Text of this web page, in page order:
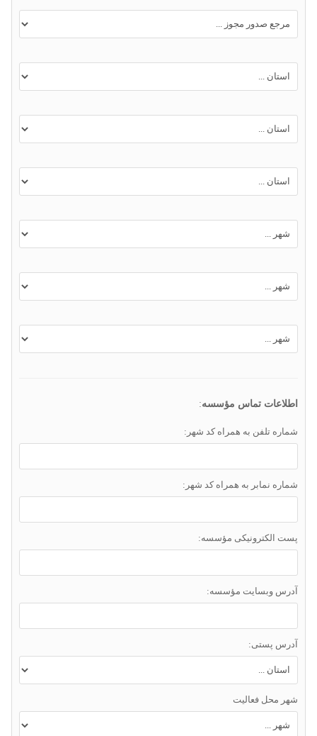
اطلاعات تماس مؤسسه:
شماره تلفن به همراه کد شهر:
شماره نمابر به همراه کد شهر:
پست الکترونیکی مؤسسه:
آدرس وبسایت مؤسسه:
آدرس پستی:
شهر محل فعالیت